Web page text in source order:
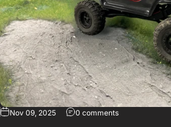
Nov 09, 2025 0 comments